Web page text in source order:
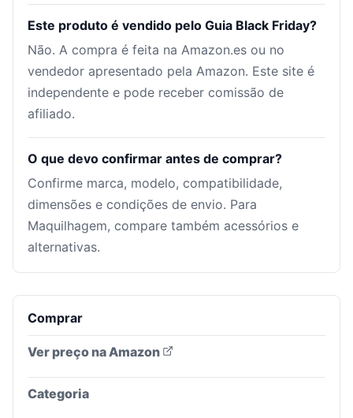
Este produto é vendido pelo Guia Black Friday?
Não. A compra é feita na Amazon.es ou no
vendedor apresentado pela Amazon. Este site é
independente e pode receber comissão de
afiliado.
O que devo confirmar antes de comprar?
Confirme marca, modelo, compatibilidade,
dimensões e condições de envio. Para
Maquilhagem, compare também acessórios e
alternativas.
Comprar
Ver preço na Amazon
Categoria